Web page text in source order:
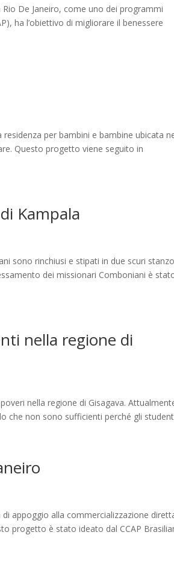
De Janeiro, come uno dei programmi
ha l’obiettivo di migliorare il benessere
per bambini e bambine ubicata
Questo progetto viene seguito in
Kampala
sono rinchiusi e stipati in due scuri
dei missionari Comboniani è
nella regione di
nella regione di Gisagava.
che non sono sufficienti perché gli
appoggio alla commercializzazione
progetto è stato ideato dal CCAP